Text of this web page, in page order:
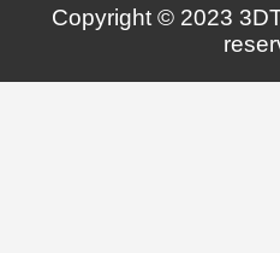
Copyright © 2023